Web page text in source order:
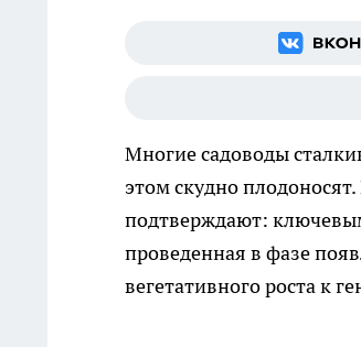
Многие садоводы
этом скудно
подтверждают:
проведенная в фазе
вегетативного роста к